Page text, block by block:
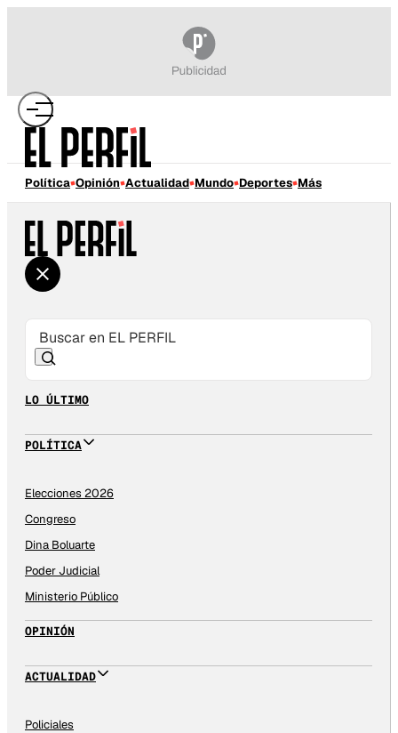
Política Opinión Actualidad Mundo Deportes Más
LO ÚLTIMO
POLÍTICA
Elecciones 2026
Congreso
Dina Boluarte
Poder Judicial
Ministerio Público
OPINIÓN
ACTUALIDAD
Policiales